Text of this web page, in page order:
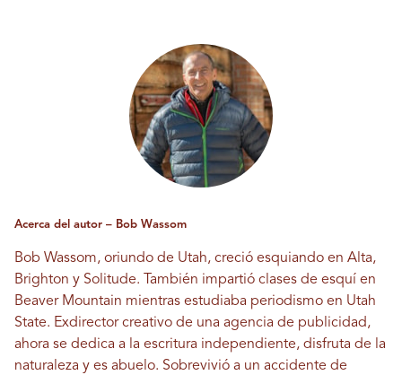
Acerca del autor – Bob Wassom
Bob Wassom, oriundo de Utah, creció esquiando en Alta,
Brighton y Solitude. También impartió clases de esquí en
Beaver Mountain mientras estudiaba periodismo en Utah
State. Exdirector creativo de una agencia de publicidad,
ahora se dedica a la escritura independiente, disfruta de la
naturaleza y es abuelo. Sobrevivió a un accidente de